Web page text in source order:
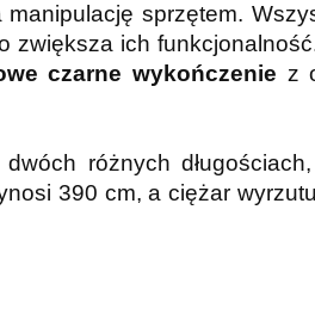
sprzętem.
zwiększa ich
czarne wykończenie z
różnych
390 cm, a ciężar